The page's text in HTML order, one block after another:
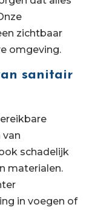
zichtbaar
omgeving.
sanitair
van
schadelijk
materialen.
in voegen of